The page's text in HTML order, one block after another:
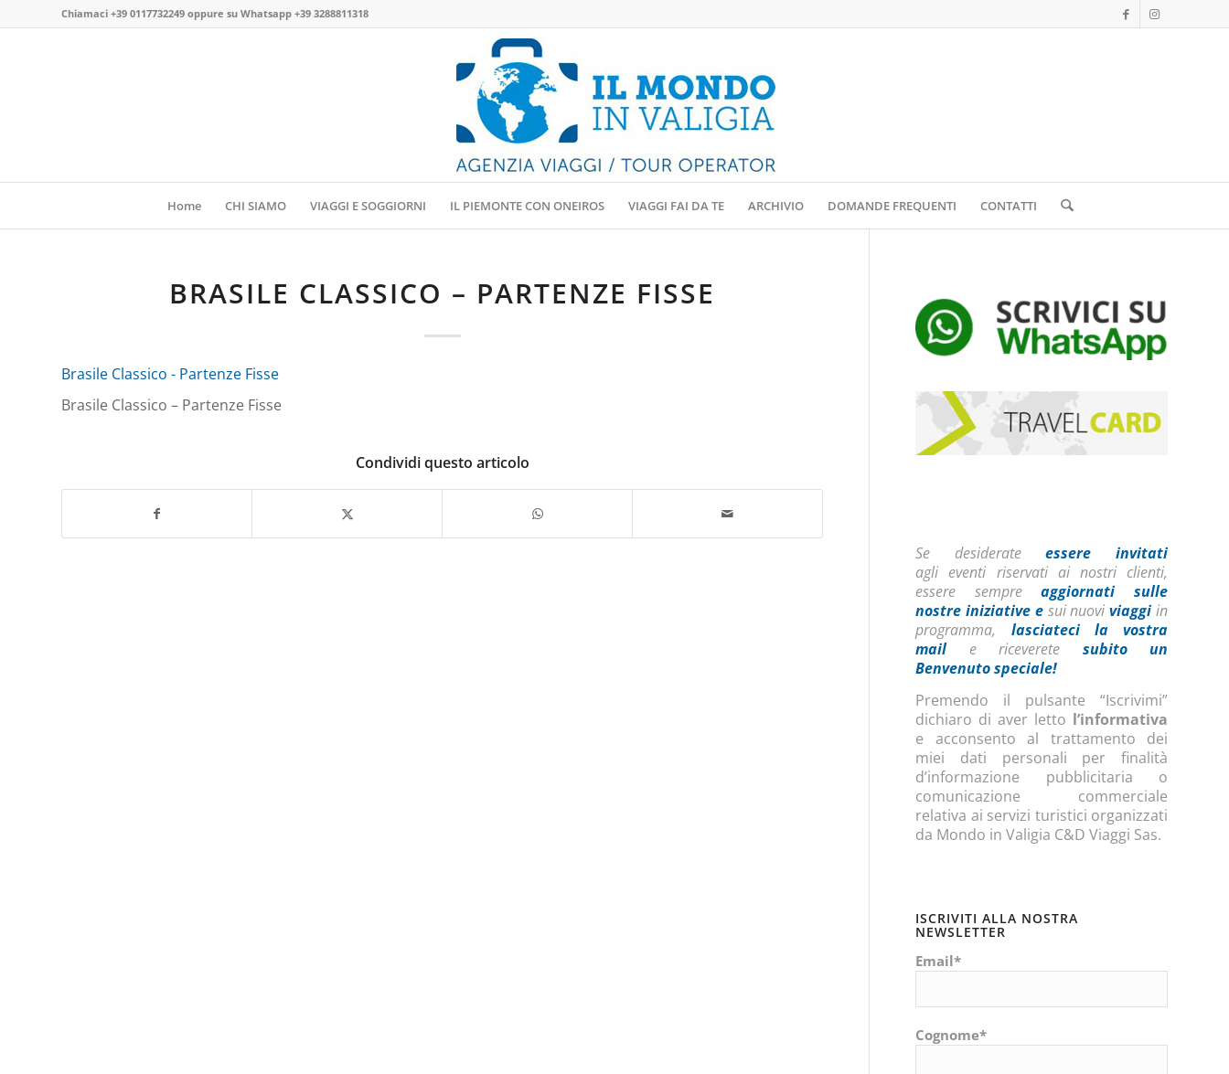
Chiamaci +39 0117732249 oppure su Whatsapp +39 3288811318
Home CHI SIAMO VIAGGI E SOGGIORNI IL PIEMONTE CON ONEIROS VIAGGI FAI DA TE ARCHIVIO DOMANDE FREQUENTI CONTATTI
BRASILE CLASSICO – PARTENZE FISSE
Brasile Classico - Partenze Fisse
Brasile Classico – Partenze Fisse
Condividi questo articolo
Se desiderateessere invitati
agli eventi riservati ai nostri clienti,
essere sempreaggiornati sulle
nostre iniziative esui nuoviviaggi in
programma, lasciateci la vostra
mail e riceverete subito un
Benvenuto speciale!
Premendo il pulsante “Iscrivimi”
dichiaro di aver letto l’informativa
e acconsento al trattamento dei
miei dati personali per finalità
d’informazione pubblicitaria o
comunicazione commerciale
relativa ai servizi turistici organizzati
da Mondo in Valigia C&D Viaggi Sas.
ISCRIVITI ALLA NOSTRA
NEWSLETTER
Email*
Cognome*